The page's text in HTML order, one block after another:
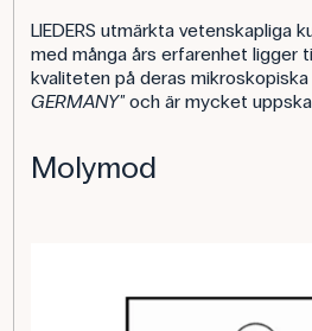
LIEDERS utmärkta vetenskapliga
med många års erfarenhet ligger
kvaliteten på deras
GERMANY"och är mycket
Molymod